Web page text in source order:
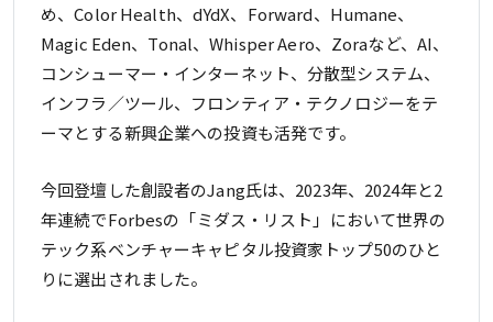
め、Color Health、dYdX、Forward、Humane、
Magic Eden、Tonal、Whisper Aero、Zoraなど、AI、
コンシューマー・インターネット、分散型システム、
インフラ／ツール、フロンティア・テクノロジーをテ
ーマとする新興企業への投資も活発です。
今回登壇した創設者のJang氏は、2023年、2024年と2
年連続でForbesの「ミダス・リスト」において世界の
テック系ベンチャーキャピタル投資家トップ50のひと
りに選出されました。